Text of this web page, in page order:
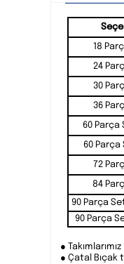
18
24
30
36
60 Parça
60 Parça
72
84
90 Parça
90 Parça
●
● Çatal Bıçak